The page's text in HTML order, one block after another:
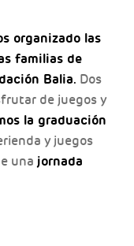
organizado las
familias de
Balia. Dos
de juegos y
la graduación
y juegos
una jornada